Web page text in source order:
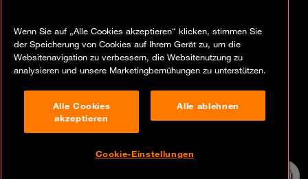
Vulnerability policy
Compliance
Wenn Sie auf „Alle Cookies akzeptieren“ klicken, stimmen Sie
der Speicherung von Cookies auf Ihrem Gerät zu, um die
Websitenavigation zu verbessern, die Websitenutzung zu
analysieren und unsere Marketingbemühungen zu unterstützen.
Alle Cookies
akzeptieren
Alle ablehnen
Cookie-Einstellungen